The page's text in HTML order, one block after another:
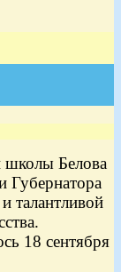
школы Белова
Губернатора
талантливой
18 сентября